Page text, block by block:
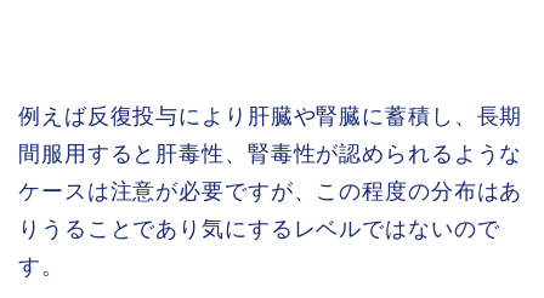
例えば反復投与により肝臓や腎臓に蓄積し、長期
間服用すると肝毒性、腎毒性が認められるような
ケースは注意が必要ですが、この程度の分布はあ
りうることであり気にするレベルではないので
す。